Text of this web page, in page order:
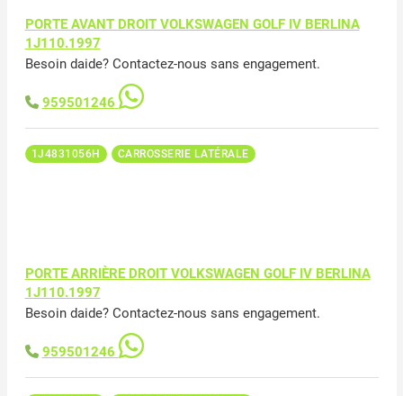
PORTE AVANT DROIT VOLKSWAGEN GOLF IV BERLINA
1J110.1997
Besoin daide? Contactez-nous sans engagement.
959501246
1J4831056H CARROSSERIE LATÉRALE
PORTE ARRIÈRE DROIT VOLKSWAGEN GOLF IV BERLINA
1J110.1997
Besoin daide? Contactez-nous sans engagement.
959501246